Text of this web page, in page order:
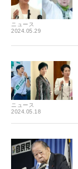
ニュース
2024.05.29
ニュース
2024.05.18